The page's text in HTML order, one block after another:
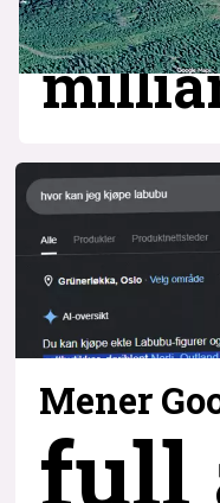
Mener
full